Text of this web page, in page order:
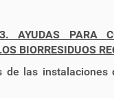
AYUDAS PARA
BIORRESIDUOS
las instalaciones